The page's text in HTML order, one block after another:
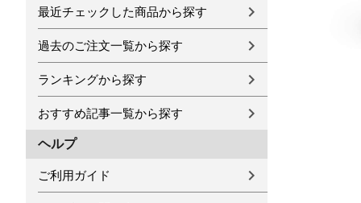
最近チェックした商品から探す
過去のご注文一覧から探す
ランキングから探す
おすすめ記事一覧から探す
ヘルプ
ご利用ガイド